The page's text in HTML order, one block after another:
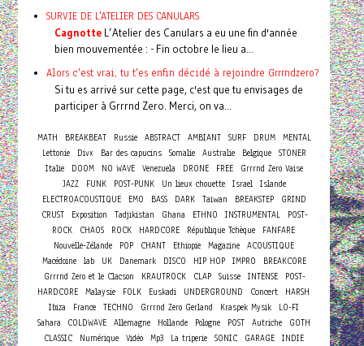
SURVIE DE L'ATELIER DES CANULARS
CagnotteL’Atelier des Canulars a eu une fin d'année
bien mouvementée : - Fin octobre le lieu a...
Alors c'est vrai, tu t'es enfin décidé à rejoindre Grrrndzero?
Si tu es arrivé sur cette page, c'est que tu envisages de
participer à Grrrnd Zero. Merci, on va...
MATH BREAKBEAT Russie ABSTRACT AMBIANT SURF DRUM
MENTAL
Lettonie
Divx Bar des capucins Somalie Australie Belgique
STONER
Italie
DOOM NO WAVE Venezuela DRONE FREE
Grrrnd Zero Vaise
JAZZ
FUNK POST-PUNK Un lieux chouette Israel
Islande
ELECTROACOUSTIQUE
EMO BASS DARK Taiwan BREAKSTEP
GRIND
CRUST
Exposition Tadjikistan Ghana ETHNO INSTRUMENTAL
POST-
ROCK
CHAOS ROCK HARDCORE République Tchèque
FANFARE
Nouvelle-Zélande
POP CHANT Ethiopie Magazine ACOUSTIQUE
Macédoine
lab UK Danemark DISCO HIP HOP IMPRO
BREAKCORE
Grrrnd Zero et le Clacson
KRAUTROCK CLAP Suisse INTENSE
POST-
HARDCORE
Malaysie FOLK Euskadi UNDERGROUND Concert
HARSH
Ibiza
France TECHNO Grrrnd Zero Gerland Kraspek Mysik
LO-FI
Sahara
COLDWAVE Allemagne Hollande Pologne POST Autriche
GOTH
CLASSIC
Numérique Vidéo Mp3 La triperie SONIC GARAGE INDIE